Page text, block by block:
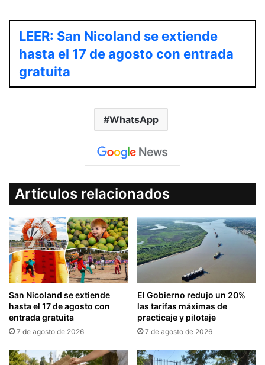
LEER: San Nicoland se extiende
hasta el 17 de agosto con entrada
gratuita
WhatsApp
Artículos relacionados
San Nicoland se extiende
hasta el 17 de agosto con
entrada gratuita
7 de agosto de 2026
El Gobierno redujo un 20%
las tarifas máximas de
practicaje y pilotaje
7 de agosto de 2026